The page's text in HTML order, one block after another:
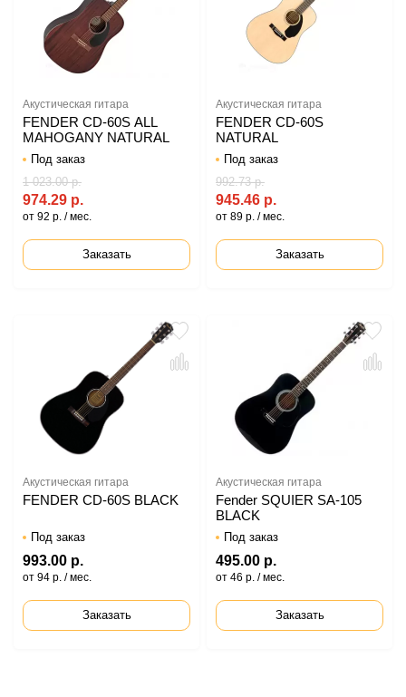
Акустическая гитара
FENDER CD-60S ALL
MAHOGANY NATURAL
Под заказ
974.29 р.
1 023.00 р.
от 92 р. / мес.
Заказать
Акустическая гитара
FENDER CD-60S
NATURAL
Под заказ
945.46 р.
992.73 р.
от 89 р. / мес.
Заказать
Акустическая гитара
FENDER CD-60S BLACK
Под заказ
993.00 р.
от 94 р. / мес.
Заказать
Акустическая гитара
Fender SQUIER SA-105
BLACK
Под заказ
495.00 р.
от 46 р. / мес.
Заказать